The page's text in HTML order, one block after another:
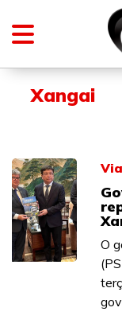
Xangai
O